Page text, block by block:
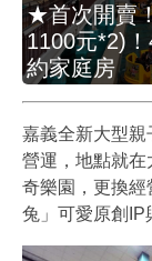
★首次開賣
1100元*2)
約家庭房
嘉義全新大型
營運，地點就
奇樂園，更換經
兔」可愛原創IP